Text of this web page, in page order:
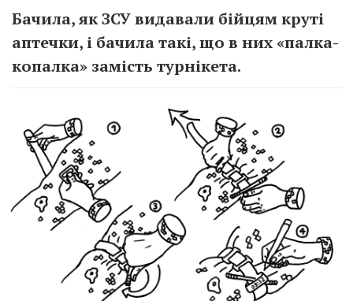
Бачила, як ЗСУ видавали бійцям круті
аптечки, і бачила такі, що в них «палка-
копалка» замість турнікета.